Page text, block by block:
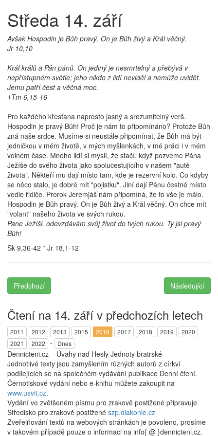
Středa 14. září
Avšak Hospodin je Bůh pravý. On je Bůh živý a Král věčný.
Jr 10,10
Král králů a Pán pánů. On jediný je nesmrtelný a přebývá v
nepřístupném světle; jeho nikdo z lidí neviděl a nemůže uvidět.
Jemu patří čest a věčná moc.
1Tm 6,15-16
Pro každého křesťana naprosto jasný a srozumitelný verš.
Hospodin je pravý Bůh! Proč je nám to připomínáno? Protože Bůh
zná naše srdce. Musíme si neustále připomínat, že Bůh má být
jedničkou v mém životě, v mých myšlenkách, v mé práci i v mém
volném čase. Mnoho lidí si myslí, že stačí, když pozveme Pána
Ježíše do svého života jako spolucestujícího v našem "autě
života". Někteří mu dají místo tam, kde je rezervní kolo. Co kdyby
se něco stalo, je dobré mít "pojistku". Jiní dají Pánu čestné místo
vedle řidiče. Prorok Jeremjáš nám připomíná, že to vše je málo.
Hospodin je Bůh pravý. On je Bůh živý a Král věčný. On chce mít
"volant" našeho života ve svých rukou.
Pane Ježíši, odevzdávám svůj život do tvých rukou. Ty jsi pravý
Bůh!
Sk 9,36-42 * Jr 18,1-12
Předchozí Následující
Čtení na 14. září v předchozích letech
2011 2012 2013 2015 2016 2017 2018 2019
2020
2021
2022 - Dnes
Dennicteni.cz – Úvahy nad Hesly Jednoty bratrské
Jednotlivé texty jsou zamyšlením různých autorů z církví
podílejících se na společném vydávání publikace Denní čtení.
Černotiskové vydání nebo e-knihu můžete zakoupit na
www.usvit.cz.
Vydání ve zvětšeném písmu pro zrakově postižené připravuje
Středisko pro zrakově postižené szp.diakonie.cz
Zveřejňování textů na webových stránkách je povoleno, prosíme
v takovém případě pouze o informaci na info{ @ }dennicteni.cz.